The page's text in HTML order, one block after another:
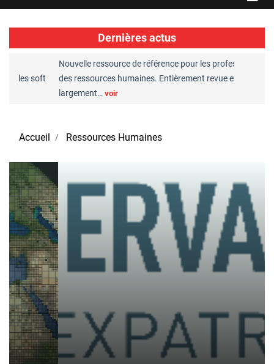
Dernières actus
les soft
Nouvelle ressource de référence pour les professionnels
des ressources humaines. Entièrement revue et
largement…voir
Accueil Ressources Humaines